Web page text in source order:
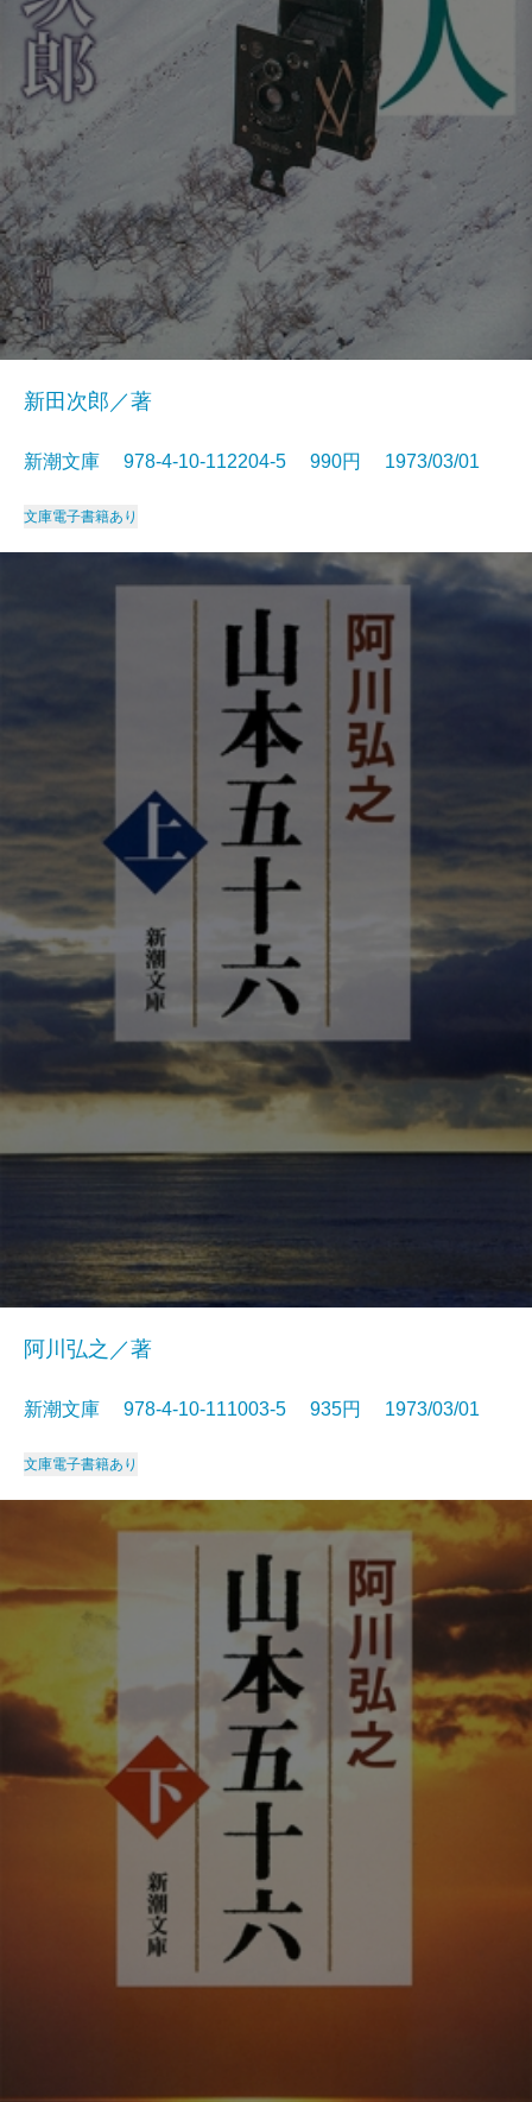
新田次郎／著
新潮文庫 978-4-10-112204-5 990円 1973/03/01
文庫電子書籍あり
阿川弘之／著
新潮文庫 978-4-10-111003-5 935円 1973/03/01
文庫電子書籍あり